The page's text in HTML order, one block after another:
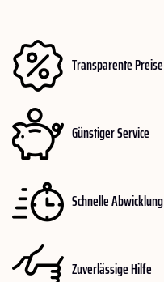
Transparente Preise
Günstiger Service
Schnelle Abwicklung
Zuverlässige Hilfe